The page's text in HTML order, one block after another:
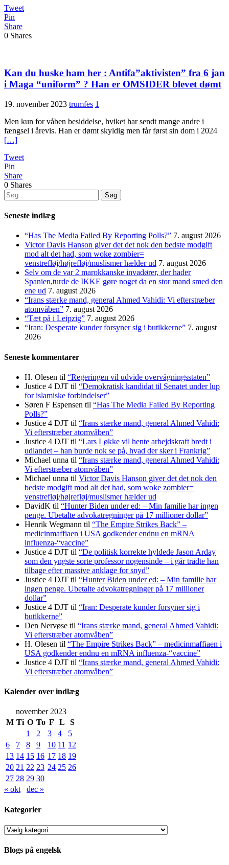
Tweet
Pin
Share
0 Shares
Kan du huske ham her : Antifa”aktivisten” fra 6 jan
i Maga “uniform” ? Han er OMSIDER blevet dømt
19. november 2023 trumfes 1
Men kun for våben besiddelse, hviket har sendt mange andre i
fængsel i årevis. Han er dømt skyldig men får først sin dom i 2024
[…]
Tweet
Pin
Share
0 Shares
Søg
efter:
Seneste indlæg
“Has The Media Failed By Reporting Polls?” 7. august 2026
Victor Davis Hanson giver det det nok den bedste modgift
mod alt det had, som woke zombier=
venstrefløj/højrefløj/muslismer hælder ud 7. august 2026
Selv om de var 2 marokkanske invadører, der hader
Spanien,turde de IKKE gøre noget da en stor mand smed den
ene ud 7. august 2026
“Irans stærke mand, general Ahmed Vahidi: Vi efterstræber
atomvåben” 7. august 2026
“Tæt på i Leipzig” 7. august 2026
“Iran: Desperate kunder forsyner sig i butikkerne” 7. august
2026
Seneste kommentarer
H. Olesen til “Regeringen vil udvide overvågningsstaten”
Justice 4 DJT til “Demokratisk kandidat til Senatet under lup
for islamiske forbindelser”
Søren F Espensen til “Has The Media Failed By Reporting
Polls?”
Justice 4 DJT til “Irans stærke mand, general Ahmed Vahidi:
Vi efterstræber atomvåben”
Justice 4 DJT til “Lars Løkke vil hente arbejdskraft bredt i
udlandet – han burde nok se på, hvad der sker i Frankrig”
Michael unna til “Irans stærke mand, general Ahmed Vahidi:
Vi efterstræber atomvåben”
Michael unna til Victor Davis Hanson giver det det nok den
bedste modgift mod alt det had, som woke zombier=
venstrefløj/højrefløj/muslismer hælder ud
DavidK til “Hunter Biden under ed: – Min familie har ingen
penge. Ubetalte advokat­regninger på 17 millioner dollar”
Henrik Wegmann til “The Empire Strikes Back” –
medicinmaffiaen i USA godkender endnu en mRNA
influenza-“vaccine”
Justice 4 DJT til “De politisk korrekte hyldede Jason Arday
som den yngste sorte professor nogensinde – i går trådte han
tilbage efter massive anklage for snyd”
Justice 4 DJT til “Hunter Biden under ed: – Min familie har
ingen penge. Ubetalte advokat­regninger på 17 millioner
dollar”
Justice 4 DJT til “Iran: Desperate kunder forsyner sig i
butikkerne”
Den Nervøse til “Irans stærke mand, general Ahmed Vahidi:
Vi efterstræber atomvåben”
H. Olesen til “The Empire Strikes Back” – medicinmaffiaen i
USA godkender endnu en mRNA influenza-“vaccine”
Justice 4 DJT til “Irans stærke mand, general Ahmed Vahidi:
Vi efterstræber atomvåben”
Kalender over indlæg
november 2023
M Ti O To F L
S
1
2 3 4
5
6
7 8 9 10 11 12
13 14 15 16 17 18 19
20 21 22 23 24 25 26
27 28 29 30
« okt
dec »
Kategorier
Kategorier
Blogs på engelsk